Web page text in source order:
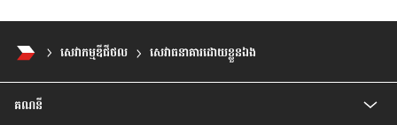
សេវាកម្មឌីជីថល សេវាធនាគារដោយខ្លួនឯង
គណនី